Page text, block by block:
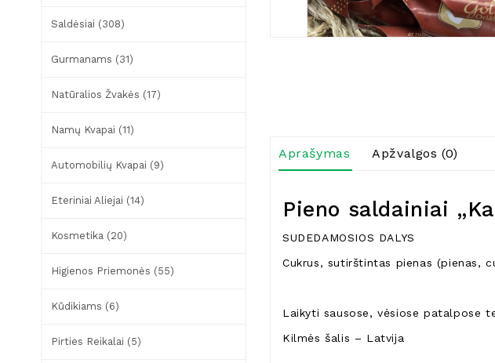
Saldėsiai (308)
Gurmanams (31)
Natūralios Žvakės (17)
Namų Kvapai (11)
Automobilių Kvapai (9)
Eteriniai Aliejai (14)
Kosmetika (20)
Higienos Priemonės (55)
Kūdikiams (6)
Pirties Reikalai (5)
Aprašymas Apžvalgos (0)
Pieno saldainiai
SUDEDAMOSIOS DALYS
Cukrus, sutirštintas pienas (pienas,
Laikyti sausose, vėsiose patalpose
Kilmės šalis – Latvija